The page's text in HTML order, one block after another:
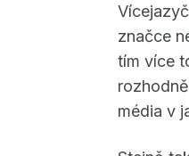
značce
tím více
média v